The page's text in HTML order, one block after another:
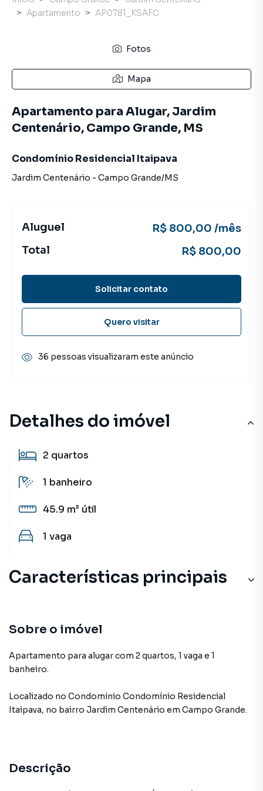
Detalhes do imóvel
2 quartos
1 banheiro
45.9 m² útil
1 vaga
Características principais
Sobre o imóvel
Apartamento para alugar com 2 quartos, 1 vaga e 1
banheiro.
Localizado no Condomínio Condomínio Residencial
Itaipava, no bairro Jardim Centenário em Campo Grande.
Descrição
Apartamento
AP0781_KSAFC
Fotos
Mapa
Apartamento para Alugar, Jardim
Centenário, Campo Grande, MS
Condomínio Residencial Itaipava
Jardim Centenário - Campo Grande/MS
Aluguel
R$ 800,00 /mês
Total
R$ 800,00
Solicitar contato
Quero visitar
36 pessoas visualizaram este anúncio